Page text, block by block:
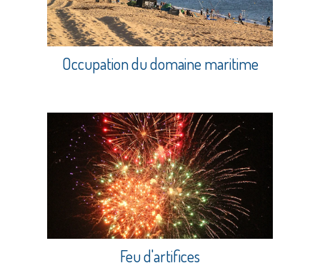
Occupation du domaine maritime
Feu d'artifices